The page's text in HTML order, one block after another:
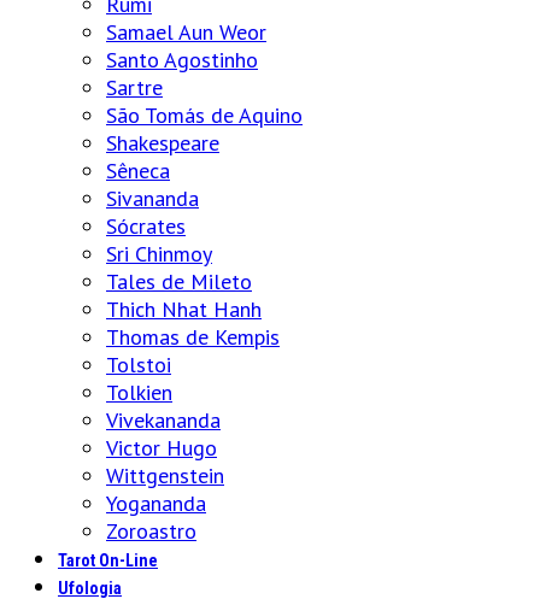
Samael Aun Weor
Santo Agostinho
Sartre
São Tomás de Aquino
Shakespeare
Sêneca
Sivananda
Sócrates
Sri Chinmoy
Tales de Mileto
Thich Nhat Hanh
Thomas de Kempis
Tolstoi
Tolkien
Vivekananda
Victor Hugo
Wittgenstein
Yogananda
Zoroastro
Tarot On-Line
Ufologia